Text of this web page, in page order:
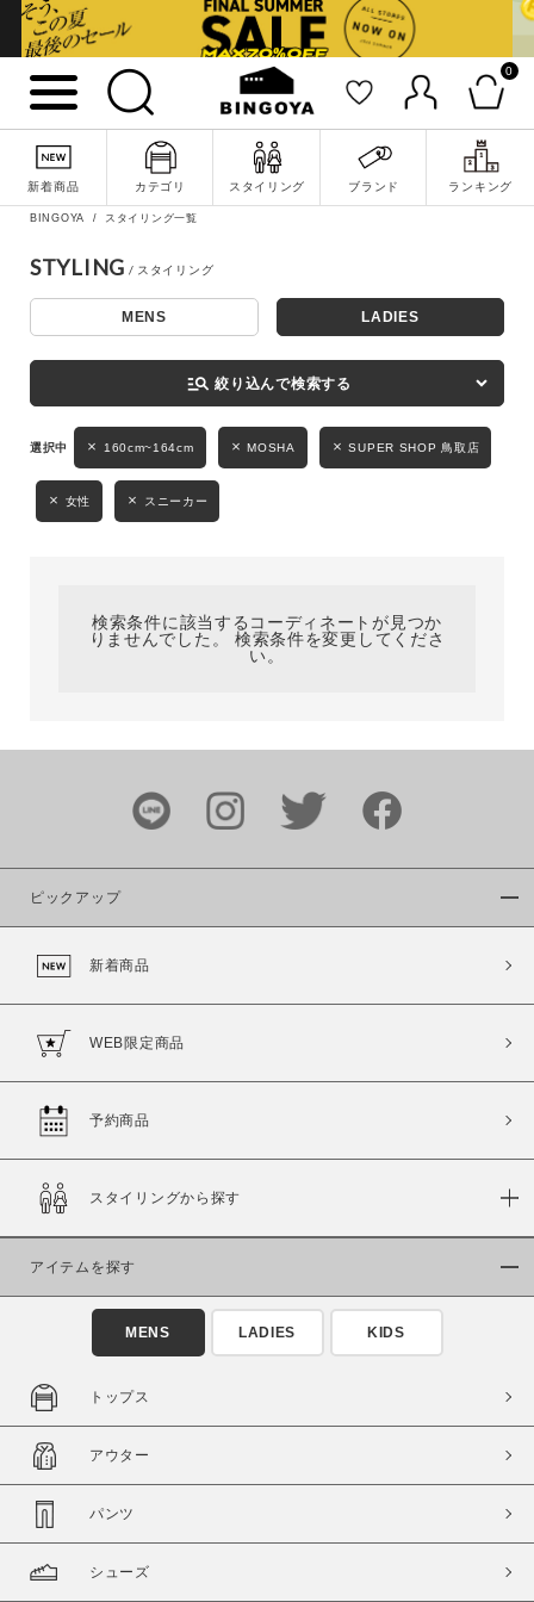
0
新着商品 カテゴリ スタイリング ブランド ランキング
詳細検索
キーワード
性別
MENS LADIES KIDS
ブランド
カラー
商品タイプ
通常商品
セール価格 WEB限定
在庫
在庫あり
BINGOYA スタイリング一覧
STYLING
MENS LADIES
manage_search 絞り込んで検索する
160cm~164cm MOSHA SUPER SHOP 鳥取店
女性 スニーカー
検索条件に該当するコーディネートが見つか
りませんでした。 検索条件を変更してくださ
い。
ピックアップ
新着商品
WEB限定商品
予約商品
スタイリングから探す
アイテムを探す
MENS LADIES KIDS
トップス
アウター
パンツ
シューズ